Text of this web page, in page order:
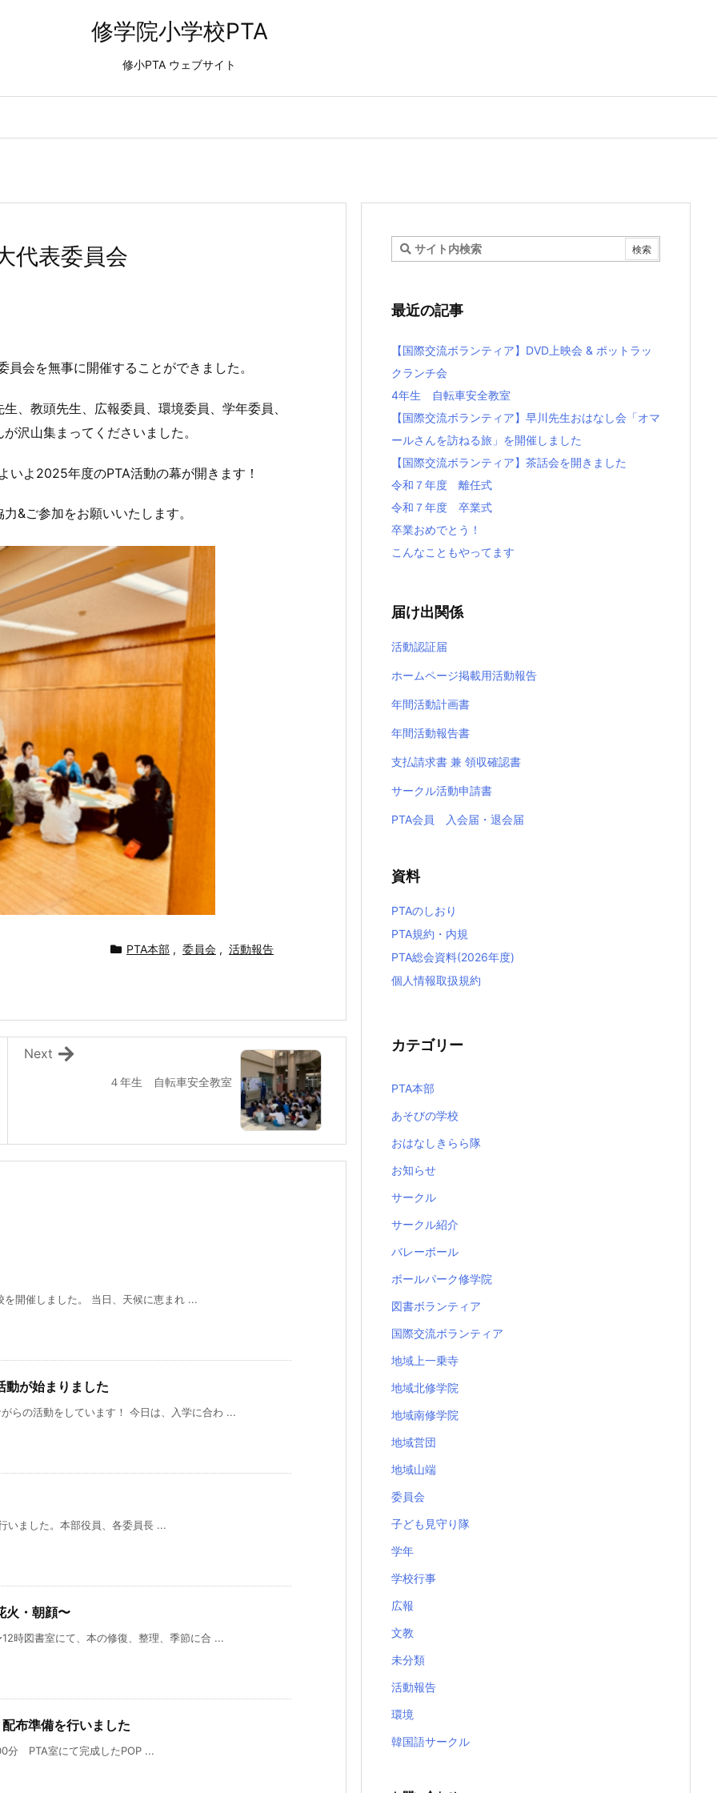
修学院小学校PTA
修小PTA ウェブサイト
代表委員会
会を無事に開催することができました。
、教頭先生、広報委員、環境委員、学年委員、
沢山集まってくださいました。
いよ2025年度のPTA活動の幕が開きます！
&ご参加をお願いいたします。
PTA本部 , 委員会 , 活動報告
４年生 自転車安全教室
Next
開催しました。 当日、天候に恵まれ ...
動が始まりました
らの活動をしています！ 今日は、入学に合わ ...
ました。本部役員、各委員長 ...
火・朝顔〜
時図書室にて、本の修復、整理、季節に合 ...
布準備を行いました
分 PTA室にて完成したPOP ...
最近の記事
【国際交流ボランティア】DVD上映会 & ポットラッ
クランチ会
4年生 自転車安全教室
【国際交流ボランティア】早川先生おはなし会「オマ
ールさんを訪ねる旅」を開催しました
【国際交流ボランティア】茶話会を開きました
令和７年度 離任式
令和７年度 卒業式
卒業おめでとう！
こんなこともやってます
届け出関係
活動認証届
ホームページ掲載用活動報告
年間活動計画書
年間活動報告書
支払請求書 兼 領収確認書
サークル活動申請書
PTA会員 入会届・退会届
資料
PTAのしおり
PTA規約・内規
PTA総会資料(2026年度)
個人情報取扱規約
カテゴリー
PTA本部
あそびの学校
おはなしきらら隊
お知らせ
サークル
サークル紹介
バレーボール
ボールパーク修学院
図書ボランティア
国際交流ボランティア
地域上一乗寺
地域北修学院
地域南修学院
地域営団
地域山端
委員会
子ども見守り隊
学年
学校行事
広報
文教
未分類
活動報告
環境
韓国語サークル